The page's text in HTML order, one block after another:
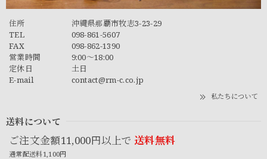
住所
沖縄県那覇市牧志3-23-29
TEL
098-861-5607
FAX
098-862-1390
営業時間
9:00～18:00
定休日
土日
E-mail
contact@rm-c.co.jp
私たちについて
送料について
ご注文金額11,000円以上で 送料無料
通常配送料1,100円